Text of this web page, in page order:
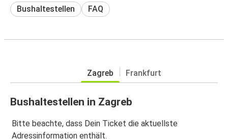
Bushaltestellen FAQ
Zagreb Frankfurt
Bushaltestellen in Zagreb
Bitte beachte, dass Dein Ticket die aktuellste
Adressinformation enthält.